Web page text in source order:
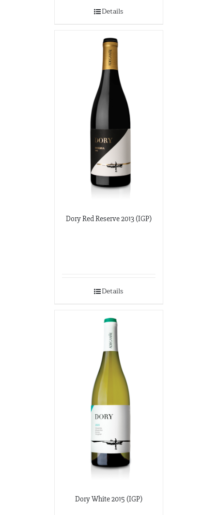
Details
Dory Red Reserve 2013 (IGP)
Details
Dory White 2015 (IGP)